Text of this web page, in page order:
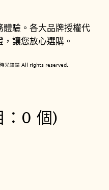
驗。各大品牌授權代
讓您放心選購。
光鐘錶 All rights reserved.
：0 個)